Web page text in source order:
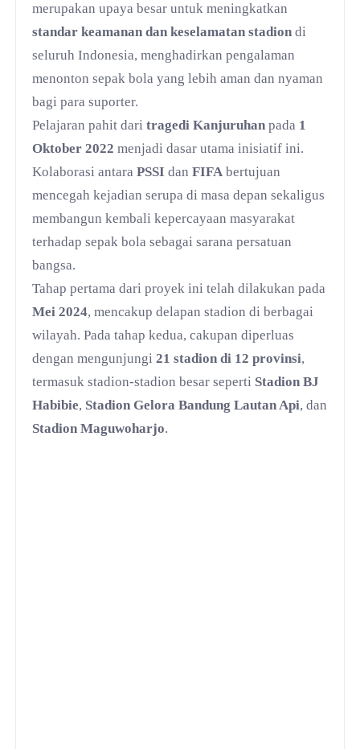
merupakan upaya besar untuk meningkatkan
standar keamanan dan keselamatan stadion di
seluruh Indonesia, menghadirkan pengalaman
menonton sepak bola yang lebih aman dan nyaman
bagi para suporter.
Pelajaran pahit daritragedi Kanjuruhan pada 1
Oktober 2022 menjadi dasar utama inisiatif ini.
Kolaborasi antaraPSSI danFIFA bertujuan
mencegah kejadian serupa di masa depan sekaligus
membangun kembali kepercayaan masyarakat
terhadap sepak bola sebagai sarana persatuan
bangsa.
Tahap pertama dari proyek ini telah dilakukan pada
Mei 2024, mencakup delapan stadion di berbagai
wilayah. Pada tahap kedua, cakupan diperluas
dengan mengunjungi21 stadion di 12 provinsi,
termasuk stadion-stadion besar seperti Stadion BJ
Habibie, Stadion Gelora Bandung Lautan Api, dan
Stadion Maguwoharjo.